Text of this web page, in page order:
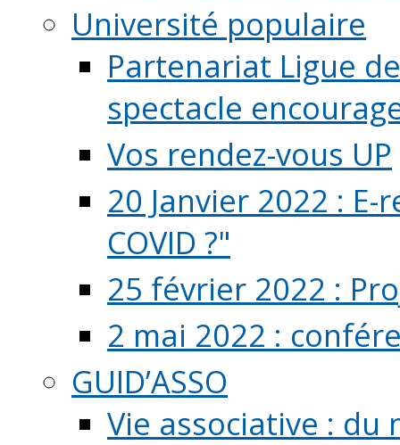
Université populaire
Partenariat Ligue
spectacle
Vos rendez-vous UP
20 Janvier 2022 :
COVID ?"
25 février 2022 :
2 mai 2022 :
GUID’ASSO
Vie associative : du